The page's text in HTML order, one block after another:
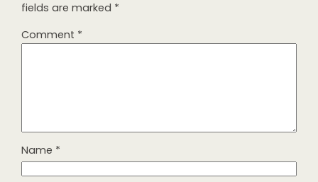
fields are marked *
Comment *
Name *